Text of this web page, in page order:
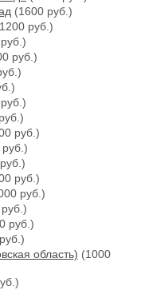
(1600 руб.)
руб.)
руб.)
руб.)
руб.)
руб.)
руб.)
область) (1000